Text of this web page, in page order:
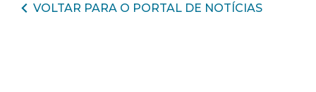
VOLTAR PARA O PORTAL DE NOTÍCIAS